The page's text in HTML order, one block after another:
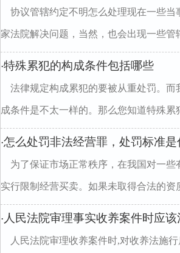
协议管辖约定不明怎么处理现在一些
家法院解决问题，当然，也会出现一些管
·特殊累犯的构成条件包括哪些
法律规定构成累犯的要被从重处罚。
成条件是不太一样的。那么您知道特殊累
·怎么处罚非法经营罪，处罚标准是
为了保证市场正常秩序，在我国对一
实行限制经营买卖。如果未取得合法的资
· 人民法院审理事实收养案件时应该
人民法院审理收养案件时,对收养法施